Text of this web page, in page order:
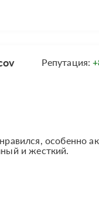
Репутация:
особенно
и жесткий.